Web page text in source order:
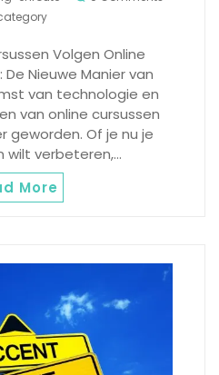
Volgen Online
Nieuwe Manier van
van technologie en
van online cursussen
geworden. Of je nu je
wilt verbeteren,…
More